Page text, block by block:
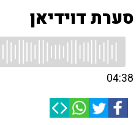
סערת דוידיאן
04:38